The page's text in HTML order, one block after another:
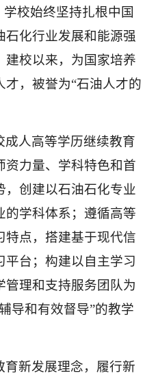
学校始终坚持扎根中国
石化行业发展和能源强
建校以来，为国家培养
才，被誉为“石油人才的
成人高等学历继续教育
资力量、学科特色和首
，创建以石油石化专业
的学科体系；遵循高等
特点，搭建基于现代信
平台；构建以自主学习
管理和支持服务团队为
导和有效督导”的教学
育新发展理念，履行新